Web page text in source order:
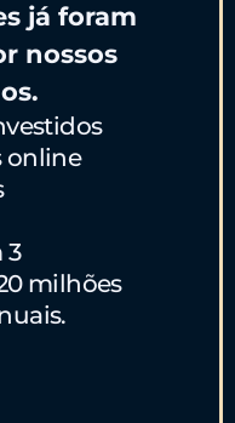
já foram
nossos
online
3
milhões